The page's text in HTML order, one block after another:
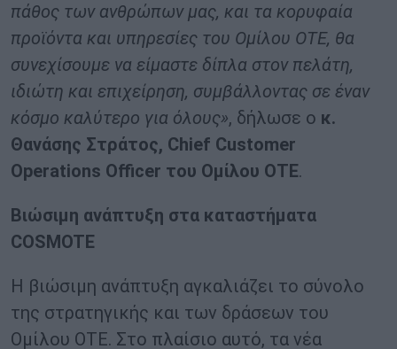
πάθος των ανθρώπων μας, και τα κορυφαία
προϊόντα και υπηρεσίες του Ομίλου ΟΤΕ, θα
συνεχίσουμε να είμαστε δίπλα στον πελάτη,
ιδιώτη και επιχείρηση, συμβάλλοντας σε έναν
κόσμο καλύτερο για όλους», δήλωσε ο κ.
Θανάσης Στράτος, Chief Customer
Operations Officer του Ομίλου ΟΤΕ.
Βιώσιμη ανάπτυξη στα καταστήματα
COSMOTE
Η βιώσιμη ανάπτυξη αγκαλιάζει το σύνολο
της στρατηγικής και των δράσεων του
Ομίλου ΟΤΕ. Στο πλαίσιο αυτό, τα νέα